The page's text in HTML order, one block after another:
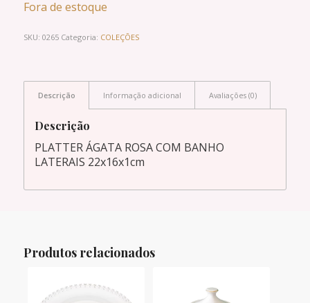
Fora de estoque
SKU: 0265 Categoria: COLEÇÕES
Descrição Informação adicional Avaliações (0)
Descrição
PLATTER ÁGATA ROSA COM BANHO
LATERAIS 22x16x1cm
Produtos relacionados